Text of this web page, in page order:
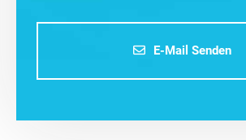
E-Mail Senden